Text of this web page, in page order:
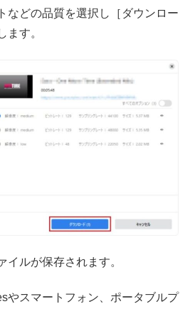
などの品質を選択し［ダウンロー
ます。
イルが保存されます。
やスマートフォン、ポータブルプ